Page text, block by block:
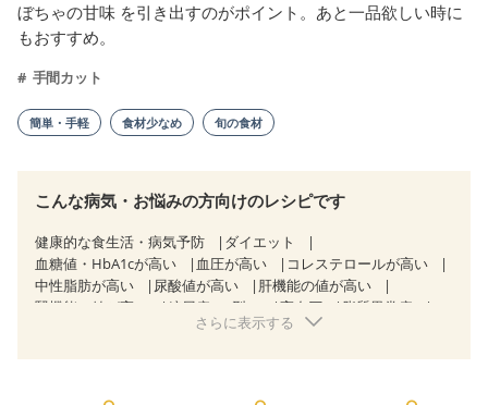
ぼちゃの甘味 を引き出すのがポイント。あと一品欲しい時に
もおすすめ。
手間カット
簡単・手軽 食材少なめ 旬の食材
こんな病気・お悩みの方向けのレシピです
健康的な食生活・病気予防
ダイエット
血糖値・HbA1cが高い
血圧が高い
コレステロールが高い
中性脂肪が高い
尿酸値が高い
肝機能の値が高い
腎機能の値が高い
糖尿病（2型） 高血圧
脂質異常症
狭心症 心筋梗塞
さらに表示する